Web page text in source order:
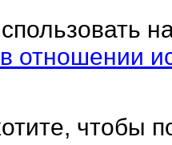
отношении
чтобы